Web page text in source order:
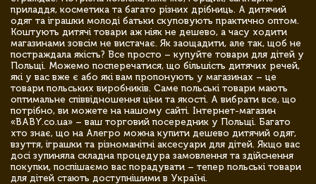
приладдя, косметика та багато різних дрібниць. А дитячий
одяг та іграшки молоді батьки скуповують практично оптом.
Коштують дитячі товари аж ніяк не дешево, а часу ходити
магазинами зовсім не вистачає. Як заощадити, але так, щоб не
постраждала якість? Все просто – купуйте товари для дітей у
Польщі. Можемо посперечатися, що більшість дитячих речей,
які у вас вже є або які вам пропонують у магазинах – це
товари польських виробників. Саме польські товари мають
оптимальне співвідношення ціни та якості. А вибрати все, що
потрібно, ви можете на нашому сайті. Інтернет-магазин
«BABY.co.ua» – ваш торговий посередник у Польщі. Багато
хто знає, що на Алегро можна купити дешево дитячий одяг,
взуття, іграшки та різноманітні аксесуари для дітей. Якщо вас
досі зупиняла складна процедура замовлення та здійснення
покупки, поспішаємо вас порадувати – тепер польські товари
для дітей стають доступнішими в Україні.